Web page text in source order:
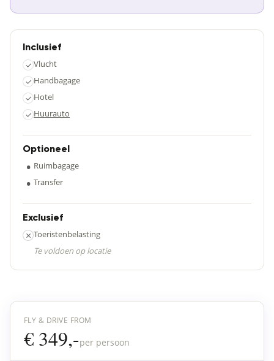
Inclusief
✓Vlucht
✓ Handbagage
✓ Hotel
✓ Huurauto
Optioneel
• Ruimbagage
• Transfer
Exclusief
× Toeristenbelasting
Te voldoen op locatie
FLY & DRIVE FROM
€ 349,-per persoon